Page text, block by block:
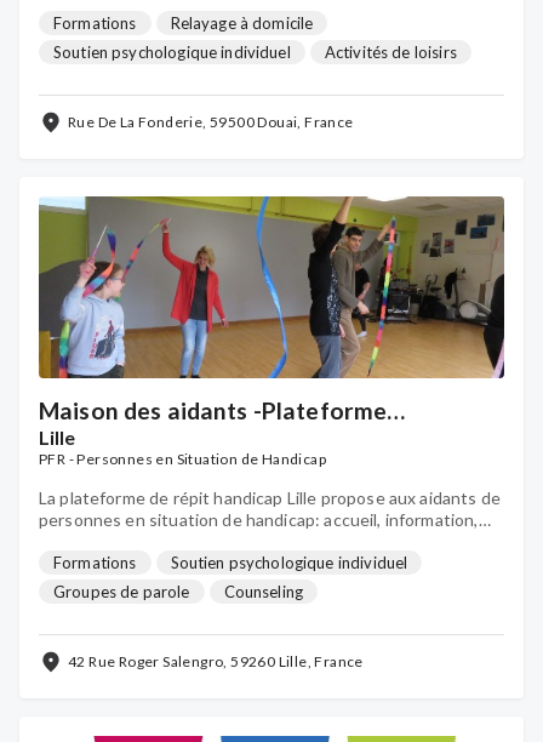
dégénératifs et maladies
Formations
Relayage à domicile
Soutien psychologique individuel
Activités de loisirs
Rue De La Fonderie, 59500 Douai, France
Maison des aidants -Plateforme
d'accompagnement et de répit handicap
Lille
Lille
PFR - Personnes en Situation de Handicap
La plateforme de répit handicap Lille propose aux aidants de
personnes en situation de handicap: accueil, information,
collectif et solutions de répit et d'accès aux vacances.
Formations
Soutien psychologique individuel
Groupes de parole
Counseling
Activités de loisirs
42 Rue Roger Salengro, 59260 Lille, France